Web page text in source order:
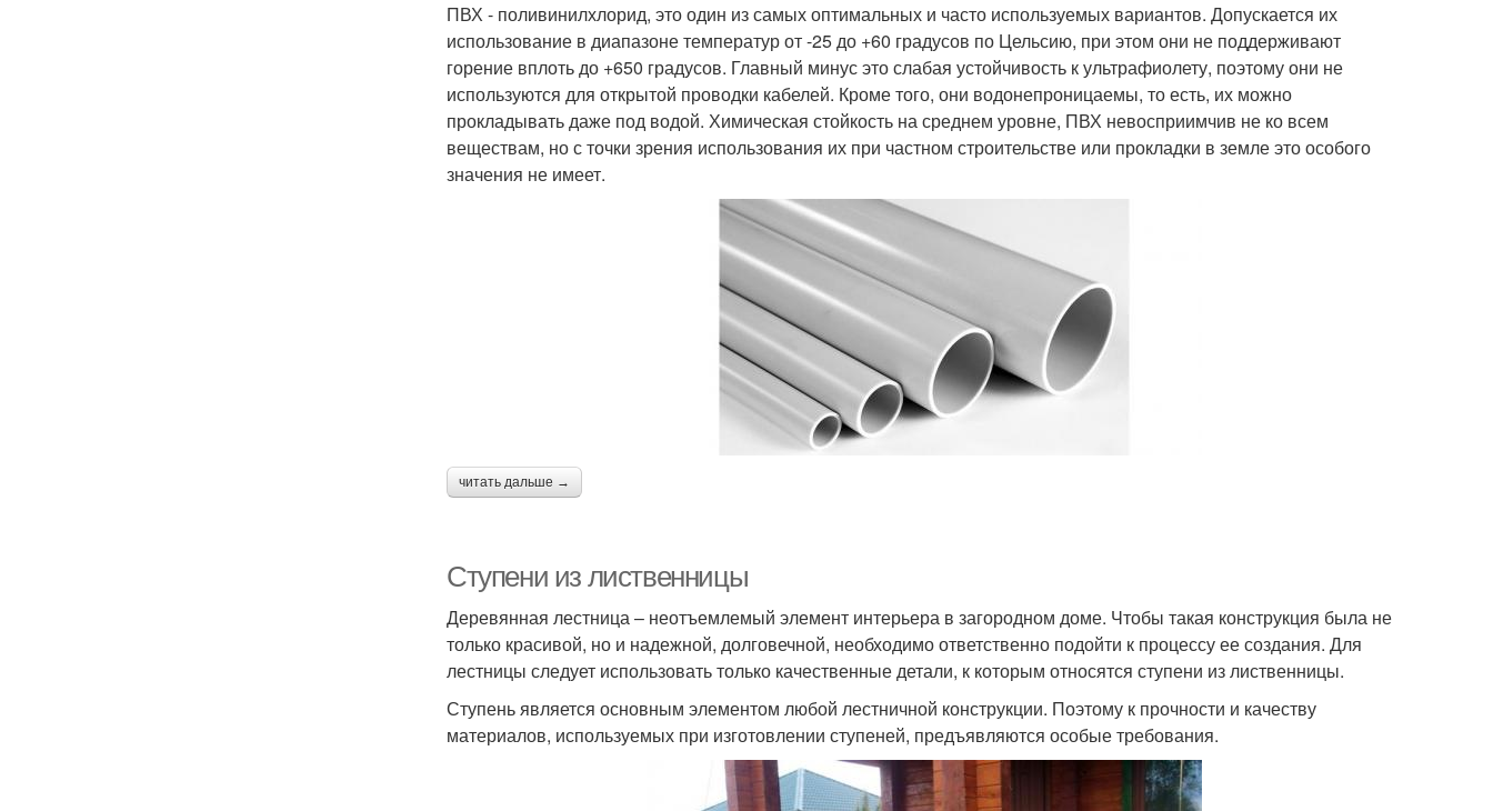
ПВХ - поливинилхлорид, это один из самых оптимальных и часто используемых вариантов. Допускается их
использование в диапазоне температур от -25 до +60 градусов по Цельсию, при этом они не поддерживают
горение вплоть до +650 градусов. Главный минус это слабая устойчивость к ультрафиолету, поэтому они не
используются для открытой проводки кабелей. Кроме того, они водонепроницаемы, то есть, их можно
прокладывать даже под водой. Химическая стойкость на среднем уровне, ПВХ невосприимчив не ко всем
веществам, но с точки зрения использования их при частном строительстве или прокладки в земле это особого
значения не имеет.
читать дальше →
Ступени из лиственницы
Деревянная лестница – неотъемлемый элемент интерьера в загородном доме. Чтобы такая конструкция была не
только красивой, но и надежной, долговечной, необходимо ответственно подойти к процессу ее создания. Для
лестницы следует использовать только качественные детали, к которым относятся ступени из лиственницы.
Ступень является основным элементом любой лестничной конструкции. Поэтому к прочности и качеству
материалов, используемых при изготовлении ступеней, предъявляются особые требования.